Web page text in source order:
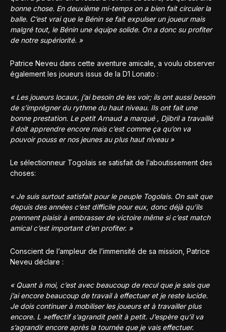
bonne chose. En deuxième mi-temps on a bien fait circuler la
balle. C’est vrai que le Bénin se fait expulser un joueur mais
malgré tout, le Bénin une équipe solide. On a donc su profiter
de notre supériorité. »
Patrice Neveu dans cette aventure amicale, a voulu observer
également les joueurs issus de la D1 Lonato :
« Les joueurs locaux, j’ai besoin de les voir; ils ont aussi besoin
de s’imprégner du rythme du haut niveau. Ils ont fait une
bonne prestation. Le petit Arnaud a marqué , Djibril a travaillé
il doit apprendre encore mais c’est comme ça qu’on va
pouvoir pouss er nos jeunes au plus haut niveau »
Le sélectionneur Togolais se satisfait de l’aboutissement des
choses:
« Je suis surtout satisfait pour le peuple Togolais. On sait que
depuis des années c’est difficile pour eux, donc déjà qu’ils
prennent plaisir à embrasser de victoire même si c’est match
amical c’est important d’en profiter. »
Conscient de l’ampleur de l’immensité de sa mission, Patrice
Neveu déclare :
« Quant à moi, c’est avec beaucoup de recul que je sais que
j’ai encore beaucoup de travail à effectuer et je reste lucide.
Je dois continuer à mobiliser les joueurs et à travailler plus
encore. L »effectif s’agrandit petit à petit. J’espère qu’il va
s’agrandir encore après la tournée que je vais effectuer.